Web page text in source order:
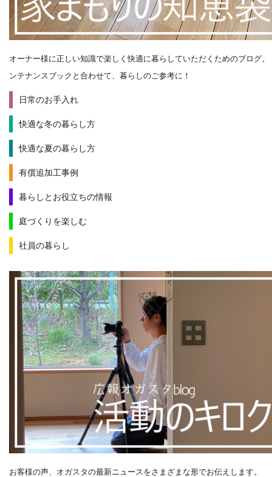
オーナー様に正しい知識で楽しく快適に暮らしていただくためのブログ。
ンテナンスブックと合わせて、暮らしのご参考に！
日常のお手入れ
快適な冬の暮らし方
快適な夏の暮らし方
有償追加工事例
暮らしとお役立ちの情報
庭づくりを楽しむ
社員の暮らし
お客様の声、オガスタの最新ニュースをさまざまな形でお伝えします。